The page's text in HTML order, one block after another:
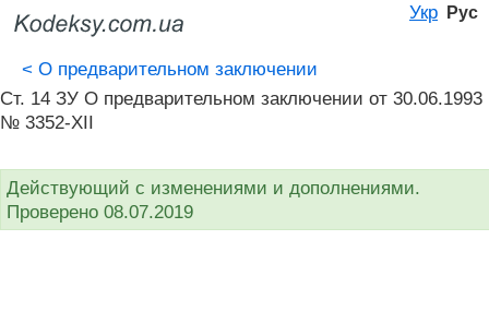
Укр Рус
< О предварительном заключении
Ст. 14 ЗУ О предварительном заключении от 30.06.1993
№ 3352-XII
Действующий с изменениями и дополнениями.
Проверено 08.07.2019